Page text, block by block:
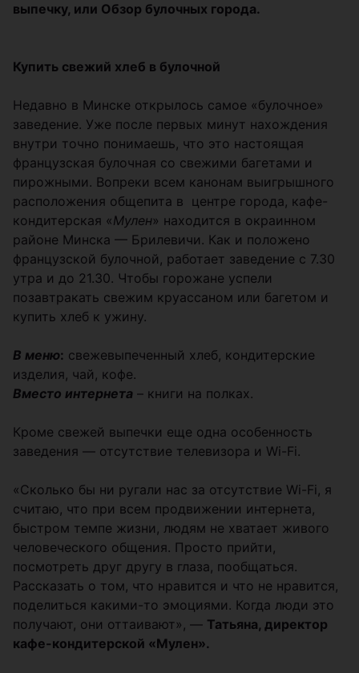
выпечку, или Обзор булочных города.
Купить свежий хлеб в булочной
Недавно в Минске открылось самое «булочное»
заведение. Уже после первых минут нахождения
внутри точно понимаешь, что это настоящая
французская булочная со свежими багетами и
пирожными. Вопреки всем канонам выигрышного
расположения общепита в центре города, кафе-
кондитерская «Мулен» находится в окраинном
районе Минска — Брилевичи. Как и положено
французской булочной, работает заведение с 7.30
утра и до 21.30. Чтобы горожане успели
позавтракать свежим круассаном или багетом и
купить хлеб к ужину.
В меню: свежевыпеченный хлеб, кондитерские
изделия, чай, кофе.
Вместо интернета – книги на полках.
Кроме свежей выпечки еще одна особенность
заведения — отсутствие телевизора и Wi-Fi.
«Сколько бы ни ругали нас за отсутствие Wi-Fi, я
считаю, что при всем продвижении интернета,
быстром темпе жизни, людям не хватает живого
человеческого общения. Просто прийти,
посмотреть друг другу в глаза, пообщаться.
Рассказать о том, что нравится и что не нравится,
поделиться какими-то эмоциями. Когда люди это
получают, они оттаивают», — Татьяна, директор
кафе-кондитерской «Мулен».